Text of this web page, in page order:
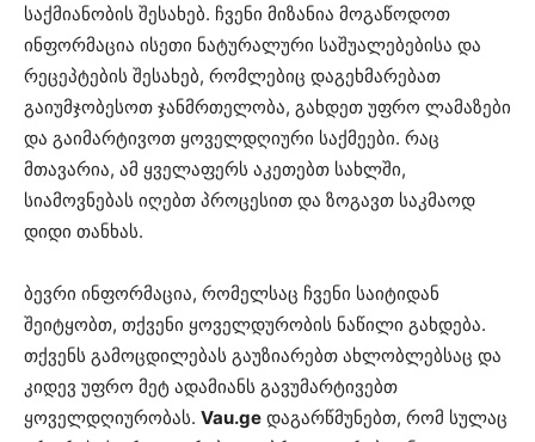
საქმიანობის შესახებ. ჩვენი მიზანია მოგაწოდოთ
ინფორმაცია ისეთი ნატურალური საშუალებებისა და
რეცეპტების შესახებ, რომლებიც დაგეხმარებათ
გაიუმჯობესოთ ჯანმრთელობა, გახდეთ უფრო ლამაზები
და გაიმარტივოთ ყოველდღიური საქმეები. რაც
მთავარია, ამ ყველაფერს აკეთებთ სახლში,
სიამოვნებას იღებთ პროცესით და ზოგავთ საკმაოდ
დიდი თანხას.
ბევრი ინფორმაცია, რომელსაც ჩვენი საიტიდან
შეიტყობთ, თქვენი ყოველდურობის ნაწილი გახდება.
თქვენს გამოცდილებას გაუზიარებთ ახლობლებსაც და
კიდევ უფრო მეტ ადამიანს გავუმარტივებთ
ყოველდღიურობას. Vau.ge დაგარწმუნებთ, რომ სულაც